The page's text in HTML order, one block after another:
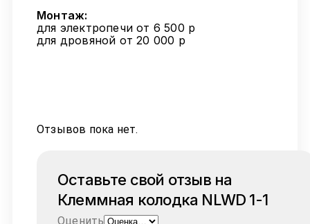
Монтаж:
для электропечи от 6 500 р
для дровяной от 20 000 р
Отзывов пока нет.
Оставьте свой отзыв на
Клеммная колодка NLWD 1-1
Оценить